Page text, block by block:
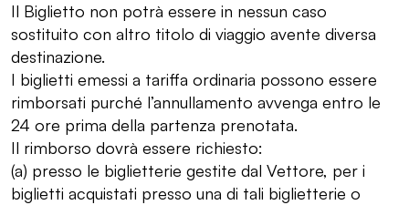
Il Biglietto non potrà essere in nessun caso
sostituito con altro titolo di viaggio avente diversa
destinazione.
I biglietti emessi a tariffa ordinaria possono essere
rimborsati purché l’annullamento avvenga entro le
24 ore prima della partenza prenotata.
Il rimborso dovrà essere richiesto:
(a) presso le biglietterie gestite dal Vettore, per i
biglietti acquistati presso una di tali biglietterie o